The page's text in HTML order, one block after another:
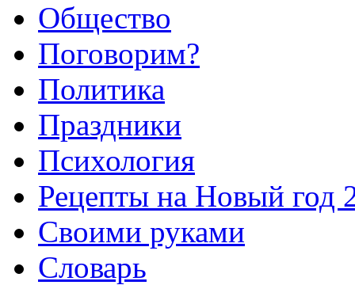
Общество
Поговорим?
Политика
Праздники
Психология
Рецепты на Новый год
Своими руками
Словарь